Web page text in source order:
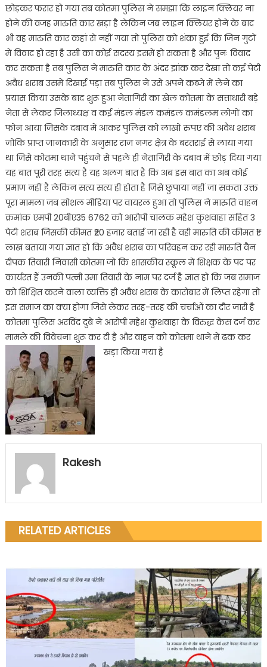
छोड़कर फरार हो गया तब कोतमा पुलिस ने समझा कि लाइन क्लियर ना
होने की वजह मारुति कार खड़ा है लेकिन जब लाइन क्लियर होने के बाद
भी वह मारुति कार कहां से नहीं गया तो पुलिस को शंका हुई कि जिन गुटों
में विवाद हो रहा है उसी का कोई सदस्य इसमें हो सकता है और पुनः विवाद
कर सकता है तब पुलिस ने मारुति कार के अंदर झांक कर देखा तो कई पेटी
अवैध शराब उसमें दिखाई पड़ा तब पुलिस ने उसे अपने कब्जे में लेने का
प्रयास किया उसके बाद शुरू हुआ नेतागिरी का खेल कोतमा के सत्ताधारी बड़े
नेता से लेकर जिलाध्यक्ष व कई मंडल मंडल कमंडल कमंडलम लोगों का
फोन आया जिसके दबाव में आकर पुलिस को लाखों रुपए की अवैध शराब
जोकि प्राप्त जानकारी के अनुसार राज नगर क्षेत्र के बरतराई से लाया गया
था जिसे कोतमा थाने पहुंचने से पहले ही नेतागिरी के दबाव में छोड़ दिया गया
यह बात पूरी तरह सत्य है यह अलग बात है कि अब इस बात का अब कोई
प्रमाण नहीं है लेकिन सत्य सत्य ही होता है जिसे छुपाया नहीं जा सकता उक्त
पूरा मामला जब सोशल मीडिया पर वायरल हुआ तो पुलिस ने मारुति वाहन
क्रमांक एमपी 20बीए35 6762 को आरोपी चालक महेश कुशवाहा सहित 3
पेटी शराब जिसकी कीमत ₹20 हजार बताई जा रही है वही मारुति की कीमत ₹1
लाख बताया गया ज्ञात हो कि अवैध शराब का परिवहन कर रही मारुति वैन
दीपक तिवारी निवासी कोतमा जो कि शासकीय स्कूल में शिक्षक के पद पर
कार्यरत हैं उनकी पत्नी उमा तिवारी के नाम पर दर्ज है ज्ञात हो कि जब समाज
को शिक्षित करने वाला व्यक्ति ही अवैध शराब के कारोबार में लिप्त रहेगा तो
इस समाज का क्या होगा जिसे लेकर तरह-तरह की चर्चाओं का दौर जारी है
कोतमा पुलिस अरविंद दुबे ने आरोपी महेश कुशवाहा के विरुद्ध केस दर्ज कर
मामले की विवेचना शुरू कर दी है और वाहन को कोतमा थाने में ढक कर
खड़ा किया गया है
Rakesh
RELATED ARTICLES